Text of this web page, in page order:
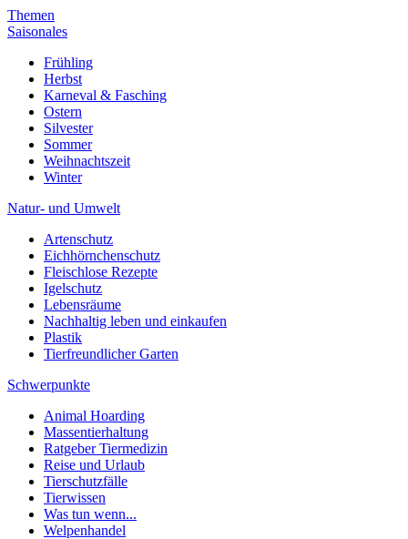
Themen
Saisonales
Frühling
Herbst
Karneval & Fasching
Ostern
Silvester
Sommer
Weihnachtszeit
Winter
Natur- und Umwelt
Artenschutz
Eichhörnchenschutz
Fleischlose Rezepte
Igelschutz
Lebensräume
Nachhaltig leben und einkaufen
Plastik
Tierfreundlicher Garten
Schwerpunkte
Animal Hoarding
Massentierhaltung
Ratgeber Tiermedizin
Reise und Urlaub
Tierschutzfälle
Tierwissen
Was tun wenn...
Welpenhandel